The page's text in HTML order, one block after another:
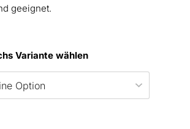
geeignet.
Variante wählen